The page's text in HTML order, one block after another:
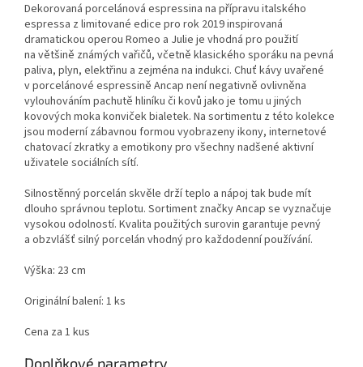
Dekorovaná porcelánová espressina na přípravu italského
espressa z limitované edice pro rok 2019 inspirovaná
dramatickou operou Romeo a Julie je vhodná pro použití
na většině známých vařičů, včetně klasického sporáku na pevná
paliva, plyn, elektřinu a zejména na indukci. Chuť kávy uvařené
v porcelánové espressině Ancap není negativně ovlivněna
vylouhováním pachutě hliníku či kovů jako je tomu u jiných
kovových moka konviček bialetek. Na sortimentu z této kolekce
jsou moderní zábavnou formou vyobrazeny ikony, internetové
chatovací zkratky a emotikony pro všechny nadšené aktivní
uživatele sociálních sítí.
Silnostěnný porcelán skvěle drží teplo a nápoj tak bude mít
dlouho správnou teplotu. Sortiment značky Ancap se vyznačuje
vysokou odolností. Kvalita použitých surovin garantuje pevný
a obzvlášť silný porcelán vhodný pro každodenní používání.
Výška: 23 cm
Originální balení: 1 ks
Cena za 1 kus
Doplňkové parametry